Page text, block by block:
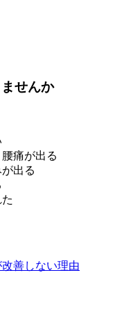
痛が出る
出る
善しない理由